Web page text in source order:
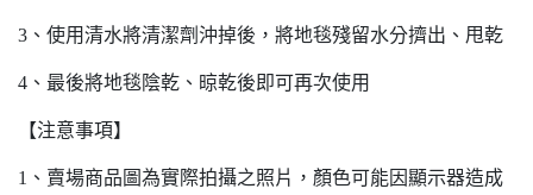
3、使用清水將清潔劑沖掉後，將地毯殘留水分擠出、甩乾
4、最後將地毯陰乾、晾乾後即可再次使用
【注意事項】
1、賣場商品圖為實際拍攝之照片，顏色可能因顯示器造成